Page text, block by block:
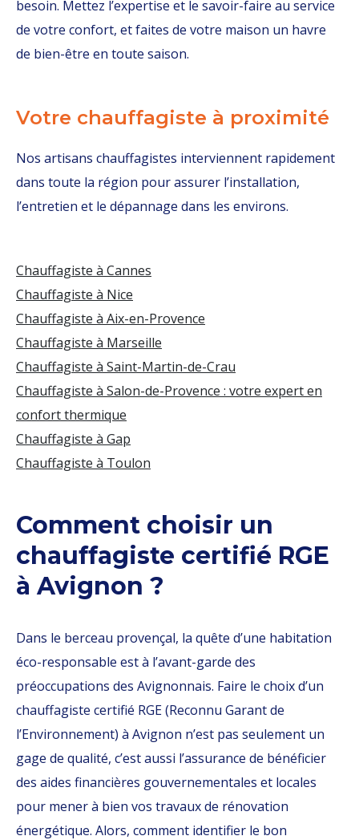
besoin. Mettez l’expertise et le savoir-faire au service
de votre confort, et faites de votre maison un havre
de bien-être en toute saison.
Votre chauffagiste à proximité
Nos artisans chauffagistes interviennent rapidement
dans toute la région pour assurer l’installation,
l’entretien et le dépannage dans les environs.
Chauffagiste à Cannes
Chauffagiste à Nice
Chauffagiste à Aix-en-Provence
Chauffagiste à Marseille
Chauffagiste à Saint-Martin-de-Crau
Chauffagiste à Salon-de-Provence : votre expert en
confort thermique
Chauffagiste à Gap
Chauffagiste à Toulon
Comment choisir un
chauffagiste certifié RGE
à Avignon ?
Dans le berceau provençal, la quête d’une habitation
éco-responsable est à l’avant-garde des
préoccupations des Avignonnais. Faire le choix d’un
chauffagiste certifié RGE (Reconnu Garant de
l’Environnement) à Avignon n’est pas seulement un
gage de qualité, c’est aussi l’assurance de bénéficier
des aides financières gouvernementales et locales
pour mener à bien vos travaux de rénovation
énergétique. Alors, comment identifier le bon